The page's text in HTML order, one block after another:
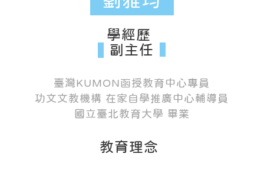
學經歷
副主任
臺灣KUMON函授教育中心專員
功文文教機構 在家自學推廣中心輔導員
國立臺北教育大學 畢業
教育理念